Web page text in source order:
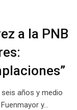
a la PNB
años y medio
y…